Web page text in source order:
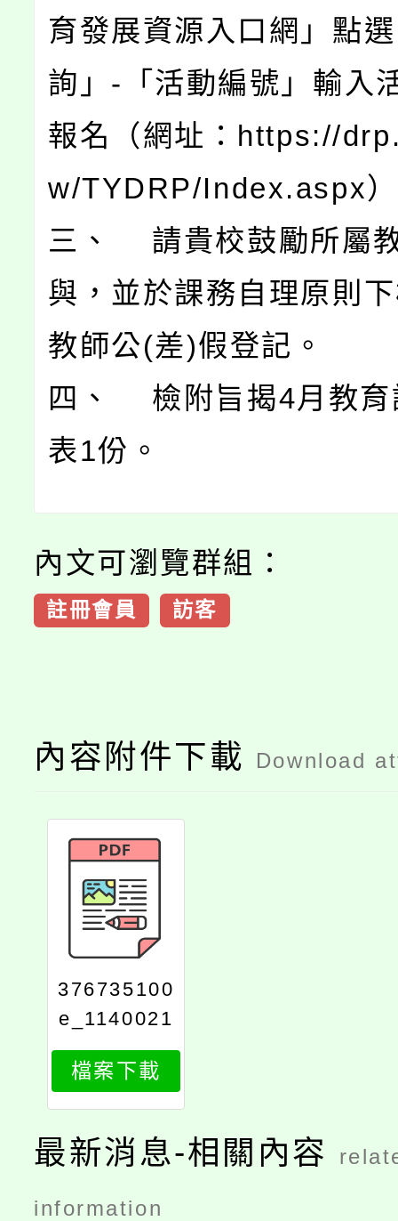
育發展資源入口網」點
詢」-「活動編號」輸入
報名（網址：https://
w/TYDRP/Index.aspx
三、 請貴校鼓勵所屬
與，並於課務自理原則
教師公(差)假登記。
四、 檢附旨揭4月教育
表1份。
內文可瀏覽群組：
註冊會員 訪客
內容附件下載 Download
376735100
e_1140021
840_attach
1
檔案下載
最新消息-相關內容
information